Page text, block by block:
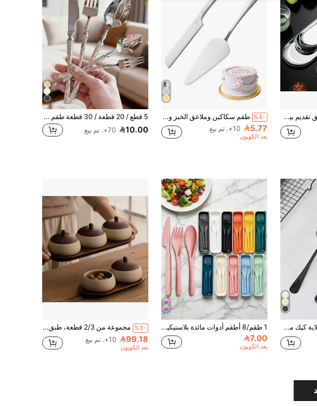
1 قطعة/3 قطع طبق تقديم بيضاوي من الفولاذ المقاوم للصدأ، بطراز أوروبي، مناسب لتقديم الحلويات والفواكه والسلطات والستيك والشواء، تصميم خالي من الوصلات، عرض أنيق، مثالي للمطاعم والاستخدام المنزلي %4- طقم سكاكين وملاعق الخبز والجبن من الفولاذ المقاوم للصدأ، مناسب لتقطيع البيتزا والكيك والفطائر والخبز، مثالي للمطاعم والحفلات والأعياد الميلاد وتقديم الحلويات والكيك وملاعق البيتزا. أدوات المطبخ والأواني المنزلية، لوازم المدرسة، هدايا عيد الميلاد والأعياد
5.77 10+. تم بيع
بعد الكوبون
5 قطع / 20 قطعة / 30 قطعة طقم أدوات مائدة من الفولاذ المقاوم للصدأ، سكين وشوكة وملعقة مناسبة للمطبخ والمطعم والزفاف والحفلات والهدايا المناسبة للمناسبات
10.00 70+. تم بيع
مجموعة سكين وملاية كيك من الفولاذ المقاوم للصدأ بنقشة، مناسبة لحفلات الزفاف وأعياد الميلاد وسكين الخبز وملاية البيتزا 1 طقم/8 أطقم أدوات مائدة بلاستيكية محمولة شوكة ملعقة سكين للتخييم، أدوات مائدة قابلة لإعادة الاستخدام للنزهات والاستخدام اليومي (مع صندوق تخزين)
7.00
بعد الكوبون
%3- مجموعة من 2/3 قطعة، طبق خشبي للفاكهة، طبق وجبات خفيفة مع غطاء، طبق حلوى، طبق فاكهة مجففة، وعاء سيراميك خشن، طبق وجبات خفيفة، طقم صينية وجبات خفيفة، وعاء حلوى، طبق مكسرات، وعاء وجبات خفيفة، مناسب لغرفة المعيشة، غرفة الشاي، الاستقبال
99.18 10+. تم بيع
بعد الكوبون